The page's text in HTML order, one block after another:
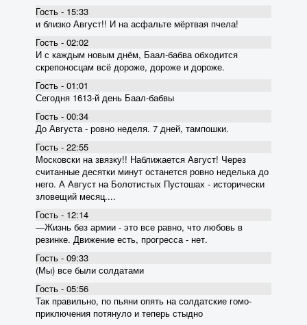
Гость - 15:33
и близко Август!! И на асфальте мёртвая пчела!
Гость - 02:02
И с каждым новым днём, Баал-бабва обходится
скрепоносцам всё дороже, дороже и дороже.
Гость - 01:01
Сегодня 1613-й день Баал-бабвы
Гость - 00:34
До Августа - ровно неделя. 7 дней, тампошки.
Гость - 22:55
Московски на звязку!! Наближается Август! Через
считанные десятки минут останется ровно неделька до
него. А Август на Болотистых Пустошах - исторически
зловещий месяц....
Гость - 12:14
―Жизнь без армии - это все равно, что любовь в
резинке. Движение есть, прогресса - нет.
Гость - 09:33
(Мы) все были солдатами
Гость - 05:56
Так правильно, по пьяни опять на солдатские гомо-
приключения потянуло и теперь стыдно